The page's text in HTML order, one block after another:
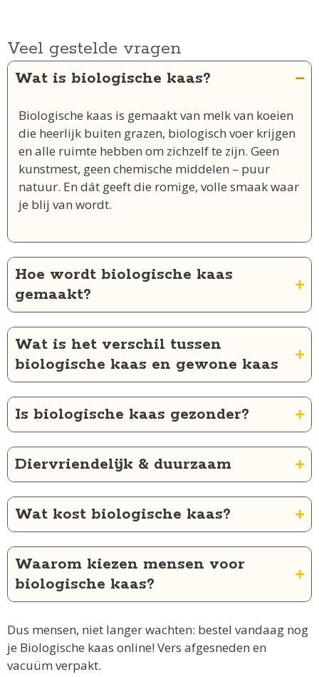
Veel gestelde vragen
Wat is biologische kaas?
Biologische kaas is gemaakt van melk van koeien
die heerlijk buiten grazen, biologisch voer krijgen
en alle ruimte hebben om zichzelf te zijn. Geen
kunstmest, geen chemische middelen – puur
natuur. En dát geeft die romige, volle smaak waar
je blij van wordt.
Hoe wordt biologische kaas
gemaakt?
Wat is het verschil tussen
biologische kaas en gewone kaas
Is biologische kaas gezonder?
Diervriendelijk & duurzaam
Wat kost biologische kaas?
Waarom kiezen mensen voor
biologische kaas?
Dus mensen, niet langer wachten: bestel vandaag nog
je Biologische kaas online! Vers afgesneden en
vacuüm verpakt.